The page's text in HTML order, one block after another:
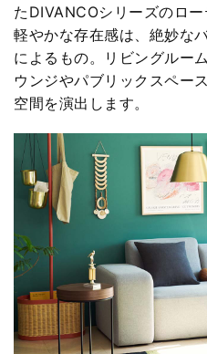
たDIVANCOシリーズのロー
軽やかな存在感は、絶妙な
によるもの。リビングルー
ウンジやパブリックスペー
空間を演出します。